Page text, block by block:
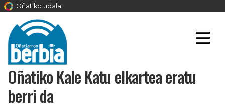
Oñatiko udala
Oñatiko Kale Katu elkartea eratu
berri da